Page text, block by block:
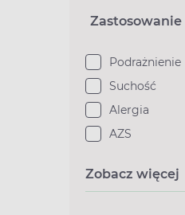
Zastosowanie
Podrażnienie
Suchość
Alergia
AZS
Zobacz więcej